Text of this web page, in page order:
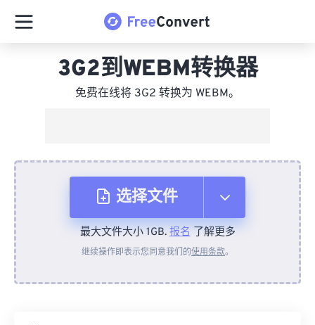
3G2到WEBM转换器
免费在线将 3G2 转换为 WEBM。
选择文件
从设备
最大文件大小 1GB.报名了解更多
继续操作即表示您同意我们的使用条款。